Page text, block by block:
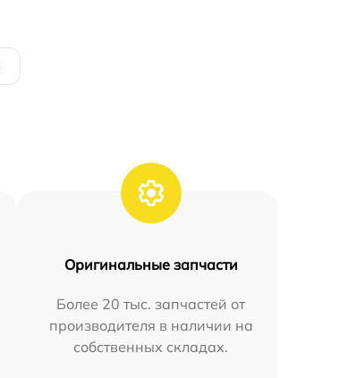
Оригинальные запчасти
Более 20 тыс. запчастей от
производителя в наличии на
собственных складах.